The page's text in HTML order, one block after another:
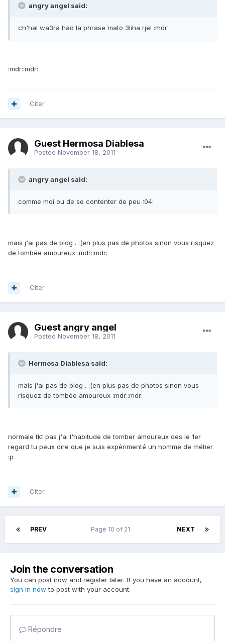
angry angel said:
ch'hal wa3ra had la phrase mato 3liha rjel :mdr:
:mdr::mdr:
Citer
Guest Hermosa Diablesa
Posted November 18, 2011
angry angel said:
comme moi ou de se contenter de peu :04:
mais j'ai pas de blog . :(en plus pas de photos sinon vous risquez
de tombée amoureux :mdr::mdr:
Citer
Guest angry angel
Posted November 18, 2011
Hermosa Diablesa said:
mais j'ai pas de blog . :(en plus pas de photos sinon vous
risquez de tombée amoureux :mdr::mdr:
normale tkt pas j'ai l'habitude de tomber amoureux des le 1er
regard tu peux dire que je suis expérimenté un homme de métier
:p
Citer
PREV NEXT
Page 10 of 21
Join the conversation
You can post now and register later. If you have an account,
sign in now to post with your account.
Répondre